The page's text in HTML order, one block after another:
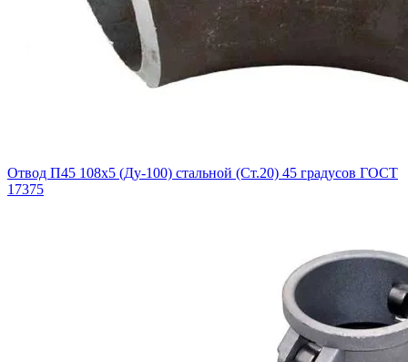
Отвод П45 108х5 (Ду-100) стальной (Ст.20) 45 градусов ГОСТ
17375